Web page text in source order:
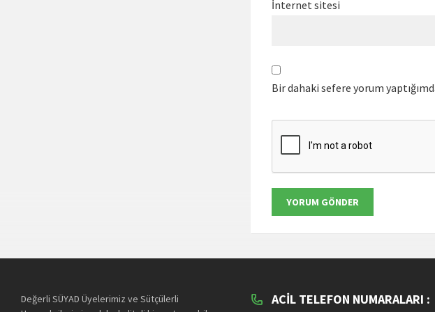
İnternet sitesi
Bir dahaki sefere yorum
Değerli SÜYAD Üyelerimiz ve Sütçülerli
ACIL TELEFON NUMARALARI :